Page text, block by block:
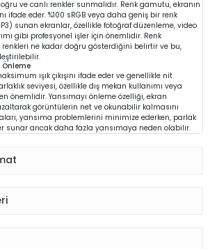
ve canlı renkler sunmalıdır. Renk gamutu, ekranın
ifade eder. %100 sRGB veya daha geniş bir renk
sunan ekranlar, özellikle fotoğraf düzenleme, video
gibi profesyonel işler için önemlidir. Renk
renkleri ne kadar doğru gösterdiğini belirtir ve bu,
Önleme
ışık çıkışını ifade eder ve genellikle nit
seviyesi, özellikle dış mekan kullanımı veya
önemlidir. Yansımayı önleme özelliği, ekran
görüntülerin net ve okunabilir kalmasını
yansıma problemlerini minimize ederken, parlak
sunar ancak daha fazla yansımaya neden olabilir.